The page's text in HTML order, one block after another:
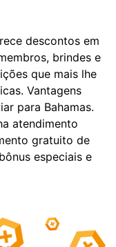
descontos em
brindes e
que mais lhe
Vantagens
para Bahamas.
atendimento
gratuito de
especiais e